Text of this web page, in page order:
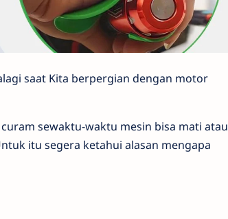
saat Kita berpergian dengan motor
sewaktu-waktu mesin bisa mati atau
itu segera ketahui alasan mengapa